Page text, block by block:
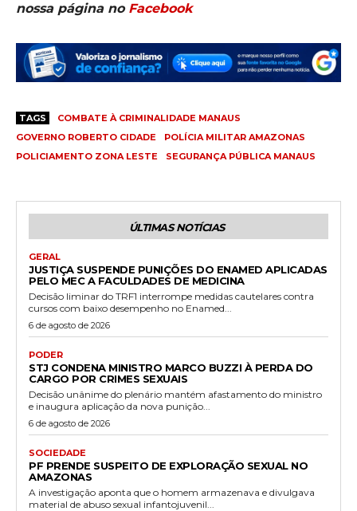
nossa página no Facebook
TAGS
COMBATE À CRIMINALIDADE MANAUS
GOVERNO ROBERTO CIDADE
POLÍCIA MILITAR AMAZONAS
POLICIAMENTO ZONA LESTE
SEGURANÇA PÚBLICA MANAUS
ÚLTIMAS NOTÍCIAS
GERAL
JUSTIÇA SUSPENDE PUNIÇÕES DO ENAMED APLICADAS
PELO MEC A FACULDADES DE MEDICINA
Decisão liminar do TRF1 interrompe medidas cautelares contra
cursos com baixo desempenho no Enamed...
6 de agosto de 2026
PODER
STJ CONDENA MINISTRO MARCO BUZZI À PERDA DO
CARGO POR CRIMES SEXUAIS
Decisão unânime do plenário mantém afastamento do ministro
e inaugura aplicação da nova punição...
6 de agosto de 2026
SOCIEDADE
PF PRENDE SUSPEITO DE EXPLORAÇÃO SEXUAL NO
AMAZONAS
A investigação aponta que o homem armazenava e divulgava
material de abuso sexual infantojuvenil...